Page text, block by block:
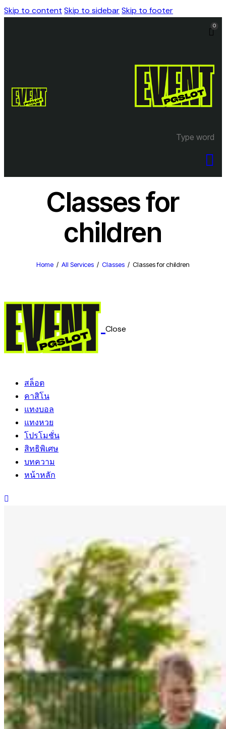
Skip to content Skip to sidebarSkip to footer
0
Classes for
children
Home All Services Classes Classes for children
Close
สล็อต
คาสิโน
แทงบอล
แทงหวย
โปรโมชั่น
สิทธิพิเศษ
บทความ
หน้าหลัก